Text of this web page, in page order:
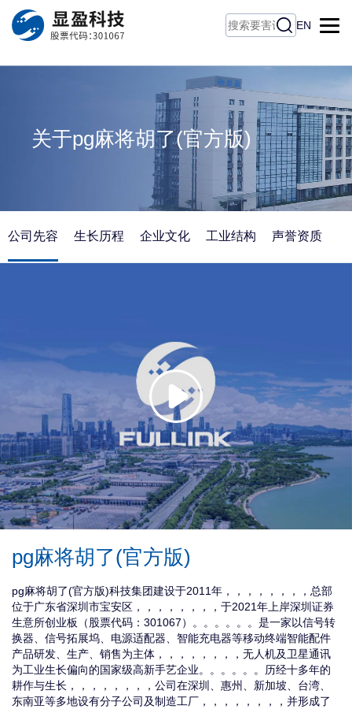
EN
关于pg麻将胡了(官方版)
公司先容 生长历程 企业文化 工业结构 声誉资质
pg麻将胡了(官方版)
pg麻将胡了(官方版)科技集团建设于2011年， ，，，，，，，总部
位于广东省深圳市宝安区， ，，，，，，，于2021年上岸深圳证券
生意所创业板（股票代码：301067）。。。。。。是一家以信号转
换器、信号拓展坞、电源适配器、智能充电器等移动终端智能配件
产品研发、生产、销售为主体， ，，，，，，，无人机及卫星通讯
为工业生长偏向的国家级高新手艺企业。。。。。。历经十多年的
耕作与生长， ，，，，，，，公司在深圳、惠州、新加坡、台湾、
东南亚等多地设有分子公司及制造工厂， ，，，，，，，并形成了